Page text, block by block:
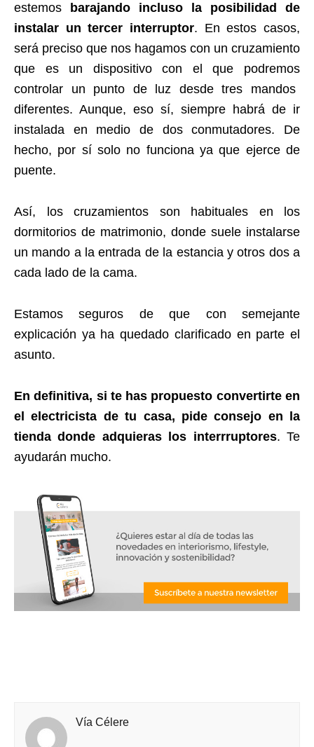
estemos
barajando incluso la posibilidad de
instalar un tercer interruptor. En estos casos,
será preciso que nos hagamos con un cruzamiento
que es un dispositivo con el que podremos
controlar un punto de luz desde tres mandos
diferentes. Aunque, eso sí, siempre habrá de ir
instalada en medio de dos conmutadores. De
hecho, por sí solo no funciona ya que ejerce de
puente.
Así, los cruzamientos son habituales en los
dormitorios de matrimonio, donde suele instalarse
un mando a la entrada de la estancia y otros dos a
cada lado de la cama.
Estamos seguros de que con semejante
explicación ya ha quedado clarificado en parte el
asunto.
En definitiva, si te has propuesto convertirte en
el electricista de tu casa, pide consejo en la
tienda donde adquieras los interrruptores. Te
ayudarán mucho.
Vía Célere